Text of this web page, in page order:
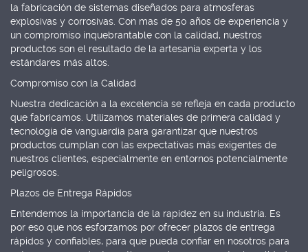
la fabricación de sistemas diseñados para atmosferas
explosivas y corrosivas. Con mas de 50 años de experiencia y
un compromiso inquebrantable con la calidad, nuestros
productos son el resultado de la artesanía experta y los
estándares más altos.
Compromiso con la Calidad
Nuestra dedicación a la excelencia se refleja en cada producto
que fabricamos. Utilizamos materiales de primera calidad y
tecnología de vanguardia para garantizar que nuestros
productos cumplan con las expectativas más exigentes de
nuestros clientes, especialmente en entornos potencialmente
peligrosos.
Plazos de Entrega Rápidos
Entendemos la importancia de la rapidez en su industria. Es
por eso que nos esforzamos por ofrecer plazos de entrega
rápidos y confiables, para que pueda confiar en nosotros para